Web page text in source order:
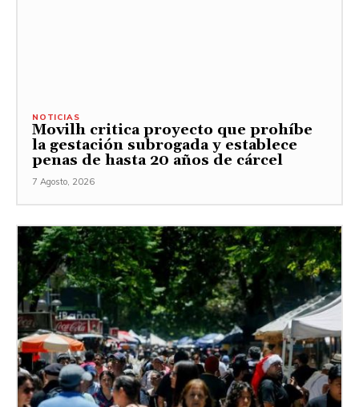
NOTICIAS
Movilh critica proyecto que prohíbe
la gestación subrogada y establece
penas de hasta 20 años de cárcel
7 Agosto, 2026